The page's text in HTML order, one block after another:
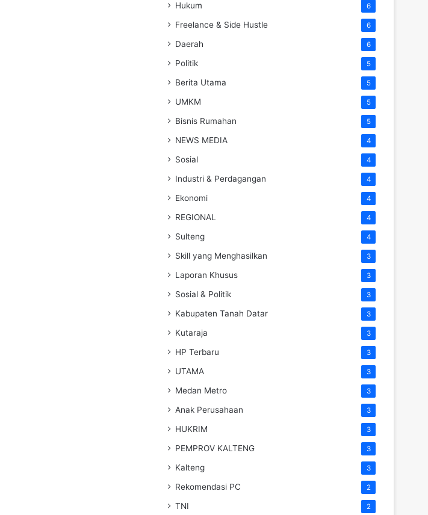
Hukum 6
Freelance & Side Hustle 6
Daerah 6
Politik 5
Berita Utama 5
UMKM 5
Bisnis Rumahan 5
NEWS MEDIA 4
Sosial 4
Industri & Perdagangan 4
Ekonomi 4
REGIONAL 4
Sulteng 4
Skill yang Menghasilkan 3
Laporan Khusus 3
Sosial & Politik 3
Kabupaten Tanah Datar 3
Kutaraja 3
HP Terbaru 3
UTAMA 3
Medan Metro 3
Anak Perusahaan 3
HUKRIM 3
PEMPROV KALTENG 3
Kalteng 3
Rekomendasi PC 2
TNI 2